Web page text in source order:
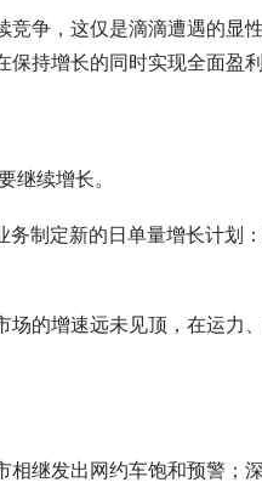
争，这仅是滴滴遭遇的显
持增长的同时实现全面盈
继续增长。
制定新的日单量增长计划
的增速远未见顶，在运力
继发出网约车饱和预警；